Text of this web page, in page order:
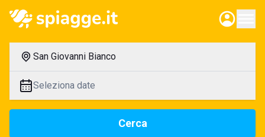
San Giovanni Bianco
Seleziona date
Cerca